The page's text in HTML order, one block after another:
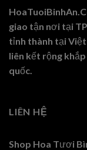
giao tận nơi tại
tỉnh thành tại
liên kết rộng
quốc.
LIÊN HỆ
Shop Hoa Tươi